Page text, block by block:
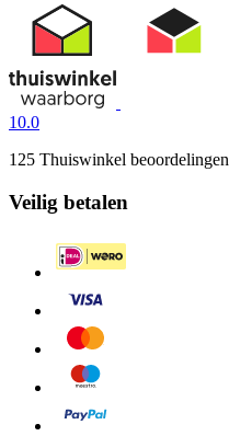
10.0
125 Thuiswinkel beoordelingen
Veilig betalen